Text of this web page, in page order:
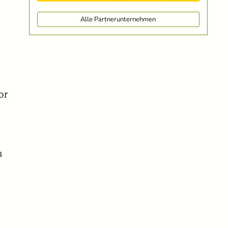
Alle Partnerunternehmen